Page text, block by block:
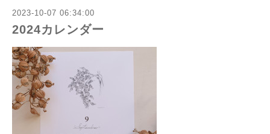
2023-10-07 06:34:00
2024カレンダー